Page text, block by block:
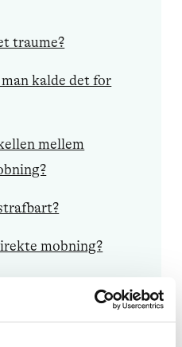
traume?
kalde det for
mellem
mobning?
mobning?